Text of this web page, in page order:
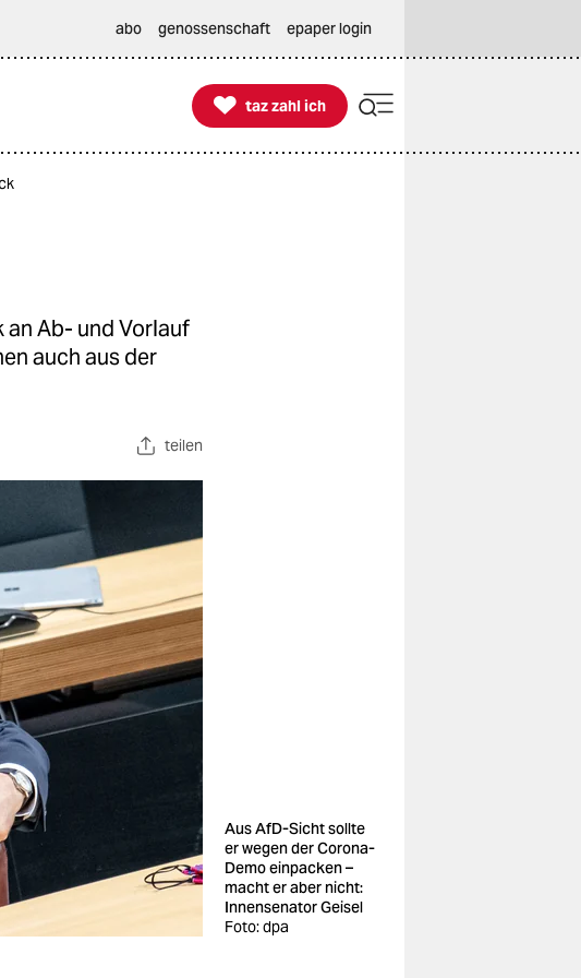
abo genossenschaft epaper login

taz zahl ich
taz zahl ich
an Ab- und Vorlauf
auch aus der
teilen
Aus AfD-Sicht sollte
er wegen der Corona-
Demo einpacken –
macht er aber nicht:
Innensenator Geisel
Foto: dpa